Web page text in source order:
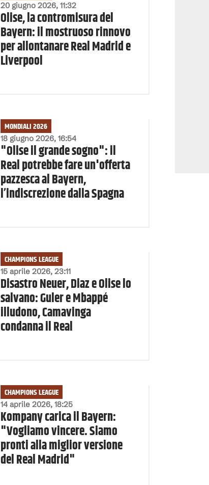
20 giugno 2026, 11:32
Olise, la contromisura del
Bayern: il mostruoso rinnovo
per allontanare Real Madrid e
Liverpool
18 giugno 2026, 16:54
MONDIALI 2026
"Olise il grande sogno": il
Real potrebbe fare un'offerta
pazzesca al Bayern,
l’indiscrezione dalla Spagna
15 aprile 2026, 23:11
CHAMPIONS LEAGUE
Disastro Neuer, Diaz e Olise lo
salvano: Guler e Mbappé
illudono, Camavinga
condanna il Real
14 aprile 2026, 18:25
CHAMPIONS LEAGUE
Kompany carica il Bayern:
"Vogliamo vincere. Siamo
pronti alla miglior versione
del Real Madrid"